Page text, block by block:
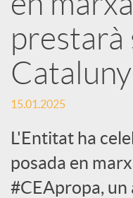
c
a
d
o
prestarà
15.01.2025
L'Entitat ha
posada en
#CEApropa,